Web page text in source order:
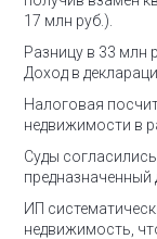
17 млн руб.).
Разницу в 33 млн
Доход в
Налоговая
недвижимости в
Суды
предназначенный
ИП
недвижимость,